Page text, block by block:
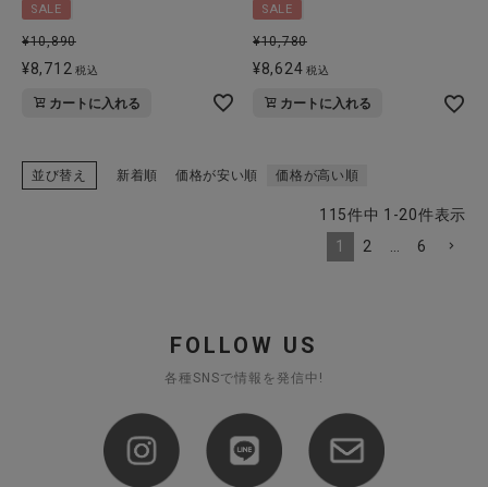
SALE
¥10,890
¥8,712 税込
カートに入れる
SALE
¥10,780
¥8,624 税込
カートに入れる
並び替え 新着順 価格が安い順 価格が高い順
115件中 1 -20件表示
1
2 … 6
FOLLOW US
各種SNSで情報を発信中!